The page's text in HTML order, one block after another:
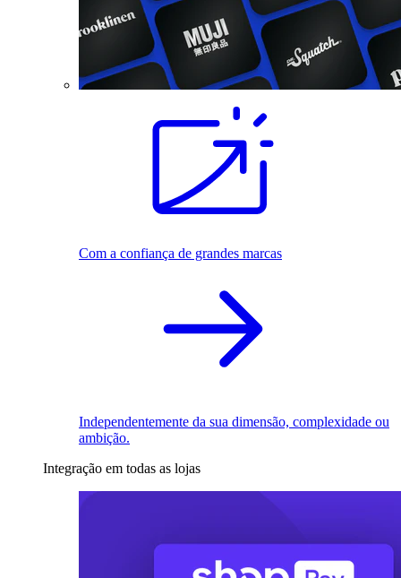
Com a confiança de grandes marcas
Independentemente da sua dimensão, complexidade ou
ambição.
Integração em todas as lojas